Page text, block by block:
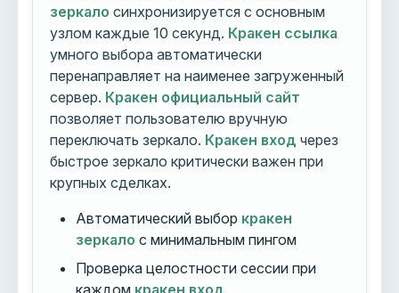
зеркало синхронизируется с основным
узлом каждые 10 секунд. Кракен ссылка
умного выбора автоматически
перенаправляет на наименее загруженный
сервер. Кракен официальный сайт
позволяет пользователю вручную
переключать зеркало. Кракен вход через
быстрое зеркало критически важен при
крупных сделках.
Автоматический выбор кракен
зеркало с минимальным пингом
Проверка целостности сессии при